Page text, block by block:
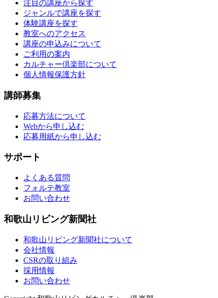
注目の講座から探す
ジャンルで講座を探す
体験講座を探す
教室へのアクセス
講座の申込みについて
ご利用の案内
カルチャー倶楽部について
個人情報保護方針
講師募集
応募方法について
Webから申し込む
応募用紙から申し込む
サポート
よくある質問
フォルテ教室
お問い合わせ
和歌山リビング新聞社
和歌山リビング新聞社について
会社情報
CSRの取り組み
採用情報
お問い合わせ